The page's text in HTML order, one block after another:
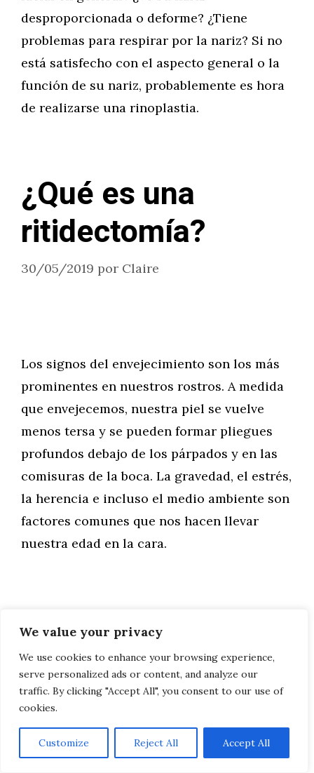
We value your privacy
We use cookies to enhance your browsing experience,
serve personalized ads or content, and analyze our
traffic. By clicking "Accept All", you consent to our use of
cookies.
Customize Reject All Accept All
desproporcionada o deforme? ¿Tiene
problemas para respirar por la nariz? Si no
está satisfecho con el aspecto general o la
función de su nariz, probablemente es hora
de realizarse una rinoplastia.
¿Qué es una
ritidectomía?
30/05/2019 por Claire
Los signos del envejecimiento son los más
prominentes en nuestros rostros. A medida
que envejecemos, nuestra piel se vuelve
menos tersa y se pueden formar pliegues
profundos debajo de los párpados y en las
comisuras de la boca. La gravedad, el estrés,
la herencia e incluso el medio ambiente son
factores comunes que nos hacen llevar
nuestra edad en la cara.
Drenaje linfático y
tratamientos post
quirúrgicos
22/03/2019 Claire